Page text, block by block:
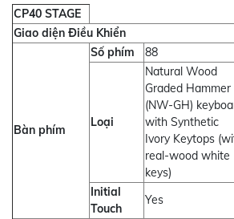
CP40 STAGE
Giao diện Điều Khiển
Bàn phím
Số phím 88
Loại
Natural Wood
Graded Hammer
(NW-GH)
with Synthetic
Ivory Keytops
real-wood white
keys)
Initial
Touch
Yes